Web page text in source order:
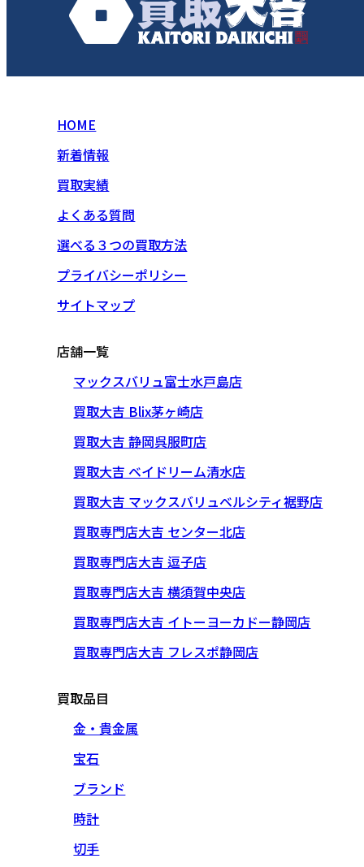
HOME
新着情報
買取実績
よくある質問
選べる３つの買取方法
プライバシーポリシー
サイトマップ
店舗一覧
マックスバリュ富士水戸島店
買取大吉 Blix茅ヶ崎店
買取大吉 静岡呉服町店
買取大吉 ベイドリーム清水店
買取大吉 マックスバリュベルシティ裾野店
買取専門店大吉 センター北店
買取専門店大吉 逗子店
買取専門店大吉 横須賀中央店
買取専門店大吉 イトーヨーカドー静岡店
買取専門店大吉 フレスポ静岡店
買取品目
金・貴金属
宝石
ブランド
時計
切手